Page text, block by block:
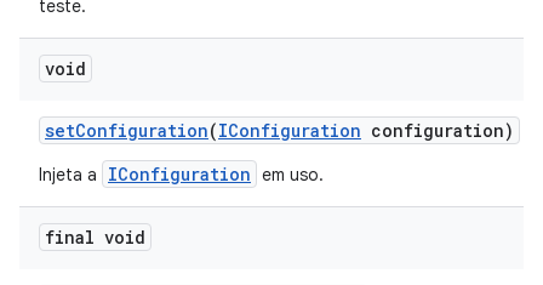
teste.
void
setConfiguration(IConfiguration configuration)
Injeta a IConfiguration em uso.
final void